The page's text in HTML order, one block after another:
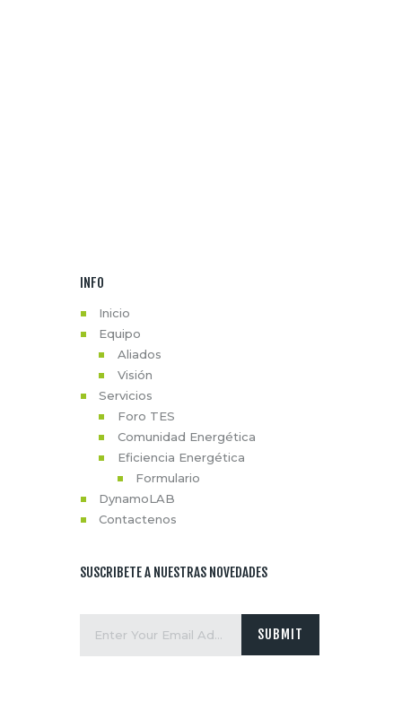
INFO
Inicio
Equipo
Aliados
Visión
Servicios
Foro TES
Comunidad Energética
Eficiencia Energética
Formulario
DynamoLAB
Contactenos
SUSCRIBETE A NUESTRAS NOVEDADES